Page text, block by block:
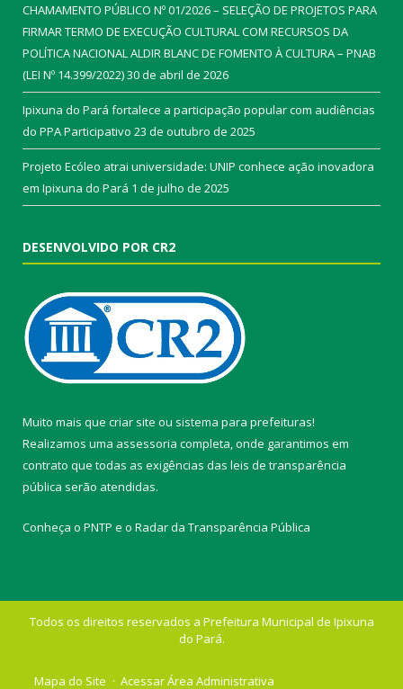
CHAMAMENTO PÚBLICO Nº 01/2026 – SELEÇÃO DE PROJETOS PARA
FIRMAR TERMO DE EXECUÇÃO CULTURAL COM RECURSOS DA
POLÍTICA NACIONAL ALDIR BLANC DE FOMENTO À CULTURA – PNAB
(LEI Nº 14.399/2022)30 de abril de 2026
Ipixuna do Pará fortalece a participação popular com audiências
do PPA Participativo 23 de outubro de 2025
Projeto Ecóleo atrai universidade: UNIP conhece ação inovadora
em Ipixuna do Pará 1 de julho de 2025
DESENVOLVIDO POR CR2
Muito mais que criar site ou sistema para prefeituras!
Realizamos uma assessoria completa, onde garantimos em
contrato que todas as exigências das leis de transparência
pública serão atendidas.
Conheça o PNTP e o Radar da Transparência Pública
Todos os direitos reservados a Prefeitura Municipal de Ipixuna
do Pará.
Mapa do Site Acessar Área Administrativa